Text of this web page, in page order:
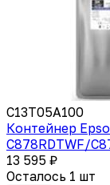
C13T05A100
Контейнер
C878RDTWF/
13 595 ₽
Осталось 1 шт